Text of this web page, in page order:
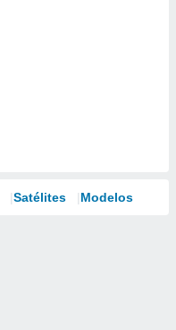
Satélites Modelos